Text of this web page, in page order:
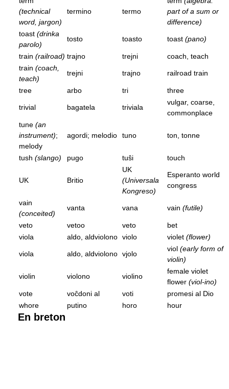
(technical
word, jargon)
termino termo
part of a sum or
difference)
toast (drinka
parolo)
tosto toasto toast (pano)
train (railroad) trajno trejni
coach, teach
train (coach,
teach)
trejni trajno railroad train
tree arbo tri three
trivial bagatela triviala
vulgar, coarse,
commonplace
tune (an
instrument);
melody
agordi; melodio tuno ton, tonne
tush (slango) pugo tuŝi touch
UK Britio
UK
(Universala
Kongreso)
Esperanto world
congress
vain
(conceited)
vanta vana vain (futile)
veto vetoo veto
bet
viola
aldo, aldviolono violo violet (flower)
viola aldo, aldviolono vjolo
viol (early form of
violin)
violin violono violino
female violet
flower (viol-ino)
vote
voĉdoni al voti
promesi al Dio
whore
putino horo hour
En breton